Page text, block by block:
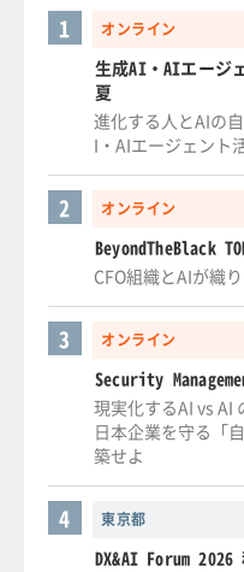
オンライン
1
生成AI・AIエージ
夏
進化する人とAIの
I・AIエージェント
オンライン
2
BeyondTheBlack
CFO組織とAIが織
オンライン
3
Security
現実化するAI vs AI
日本企業を守る「
築せよ
東京都
4
DX&AI Forum